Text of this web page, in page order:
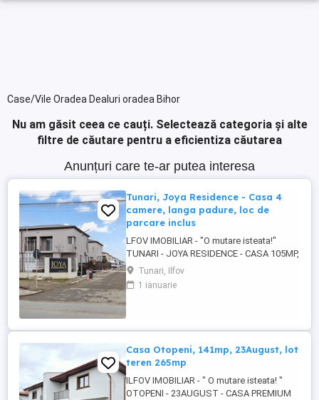
Case/Vile Oradea Dealuri oradea Bihor
Nu am găsit ceea ce cauți. Selectează categoria și alte
filtre de căutare pentru a eficientiza căutarea
Anunțuri care te-ar putea interesa
Tunari, Joya Residence - Casa 4
camere, langa padure, loc de
parcare inclus
LFOV IMOBILIAR - "O mutare isteata!"
TUNARI - JOYA RESIDENCE - CASA 105MP,
CURTE PROPRIE, LOC DE PARCARE, PRET
DE APARTAMENT CU 4 CAMERE PRET DE
LA: 148.000 EURO Asa cum v-am obisnuit
in cadrul complexului Joya Residence, ...
Tunari, Ilfov
1 ianuarie
Casa Otopeni, 141mp, 23August, lot
teren 265mp
ILFOV IMOBILIAR - " O mutare isteata! "
OTOPENI - 23AUGUST - CASA PREMIUM